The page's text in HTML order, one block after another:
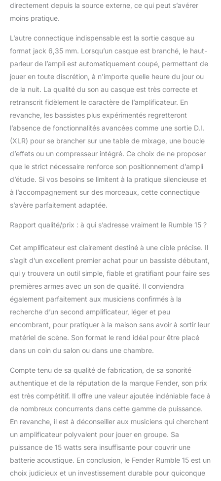
directement depuis la source externe, ce qui peut s’avérer
moins pratique.
L’autre connectique indispensable est la sortie casque au
format jack 6,35 mm. Lorsqu’un casque est branché, le haut-
parleur de l’ampli est automatiquement coupé, permettant de
jouer en toute discrétion, à n’importe quelle heure du jour ou
de la nuit. La qualité du son au casque est très correcte et
retranscrit fidèlement le caractère de l’amplificateur. En
revanche, les bassistes plus expérimentés regretteront
l’absence de fonctionnalités avancées comme une sortie D.I.
(XLR) pour se brancher sur une table de mixage, une boucle
d’effets ou un compresseur intégré. Ce choix de ne proposer
que le strict nécessaire renforce son positionnement d’ampli
d’étude. Si vos besoins se limitent à la pratique silencieuse et
à l’accompagnement sur des morceaux, cette connectique
s’avère parfaitement adaptée.
Rapport qualité/prix : à qui s’adresse vraiment le Rumble 15 ?
Cet amplificateur est clairement destiné à une cible précise. Il
s’agit d’un excellent premier achat pour un bassiste débutant,
qui y trouvera un outil simple, fiable et gratifiant pour faire ses
premières armes avec un son de qualité. Il conviendra
également parfaitement aux musiciens confirmés à la
recherche d’un second amplificateur, léger et peu
encombrant, pour pratiquer à la maison sans avoir à sortir leur
matériel de scène. Son format le rend idéal pour être placé
dans un coin du salon ou dans une chambre.
Compte tenu de sa qualité de fabrication, de sa sonorité
authentique et de la réputation de la marque Fender, son prix
est très compétitif. Il offre une valeur ajoutée indéniable face à
de nombreux concurrents dans cette gamme de puissance.
En revanche, il est à déconseiller aux musiciens qui cherchent
un amplificateur polyvalent pour jouer en groupe. Sa
puissance de 15 watts sera insuffisante pour couvrir une
batterie acoustique. En conclusion, le Fender Rumble 15 est un
choix judicieux et un investissement durable pour quiconque